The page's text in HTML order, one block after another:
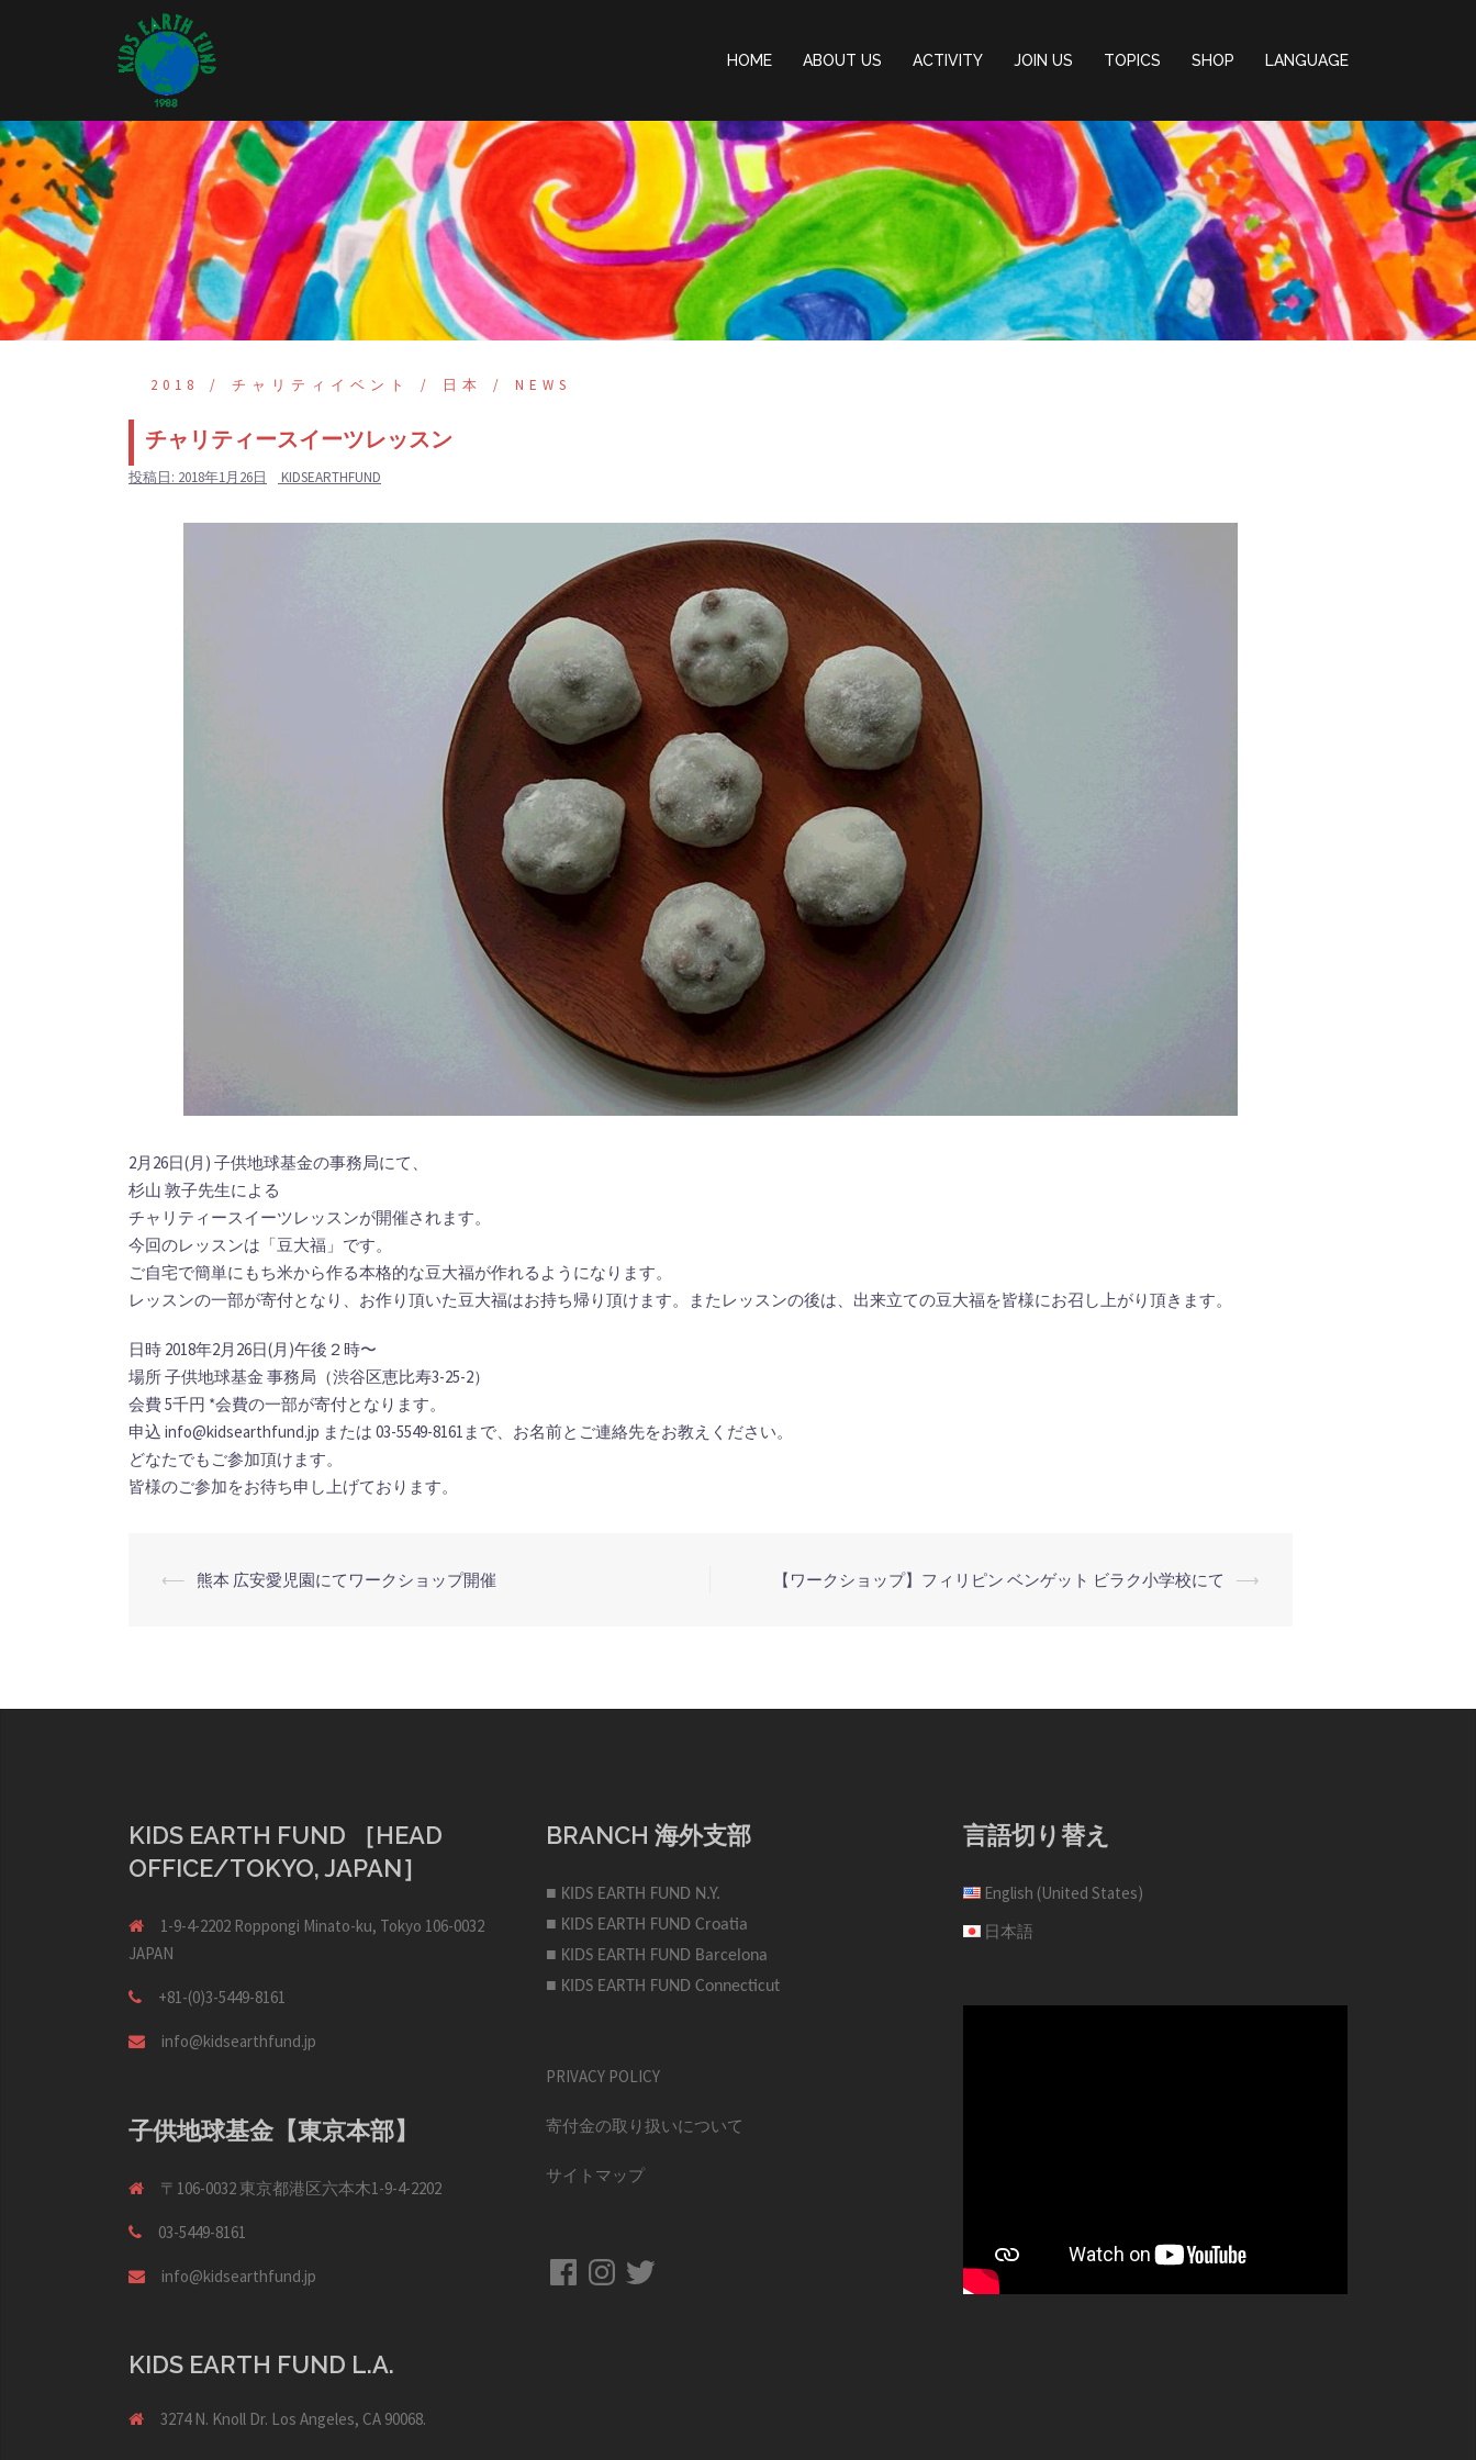
コ
ン
テ
ン
ツ
キ
HOME ABOUT US ACTIVITY JOIN US TOPICS SHOP LANGUAGE
2018 チャリティイベント 日本 NEWS
チャリティースイーツレッスン
投稿日: 2018年1月26日 KIDSEARTHFUND
2月26日(月) 子供地球基金の事務局にて、
杉山 敦子先生による
チャリティースイーツレッスンが開催されます。
今回のレッスンは「豆大福」です。
ご自宅で簡単にもち米から作る本格的な豆大福が作れるようになります。
レッスンの一部が寄付となり、お作り頂いた豆大福はお持ち帰り頂けます。またレッスンの後は、出来立ての豆大福を皆様にお召し上がり頂きます。
日時 2018年2月26日(月)午後２時〜
場所 子供地球基金 事務局（渋谷区恵比寿3-25-2）
会費 5千円 *会費の一部が寄付となります。
申込 info@kidsearthfund.jp または 03-5549-8161まで、お名前とご連絡先をお教えください。
どなたでもご参加頂けます。
皆様のご参加をお待ち申し上げております。
投
⟵ 熊本 広安愛児園にてワークショップ開催 【ワークショップ】フィリピン ベンゲット ビラク小学校にて ⟶
KIDS EARTH FUND ［HEAD
OFFICE/TOKYO, JAPAN］
1-9-4-2202 Roppongi Minato-ku, Tokyo 106-0032
JAPAN
+81-(0)3-5449-8161
info@kidsearthfund.jp
子供地球基金【東京本部】
〒106-0032 東京都港区六本木1-9-4-2202
03-5449-8161
info@kidsearthfund.jp
KIDS EARTH FUND L.A.
3274 N. Knoll Dr. Los Angeles, CA 90068.
BRANCH 海外支部
■ KIDS EARTH FUND N.Y.
■ KIDS EARTH FUND Croatia
■ KIDS EARTH FUND Barcelona
■ KIDS EARTH FUND Connecticut
PRIVACY POLICY
寄付金の取り扱いについて
サイトマップ
FacebookInstagram
Twitter
言語切り替え
English (United States)
日本語